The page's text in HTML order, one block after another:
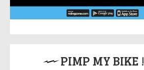
PIMP MY BIKE !